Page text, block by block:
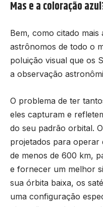
Mas e a coloração
Bem, como citado mais
astrônomos de todo o
poluição visual que os
a observação
O problema de ter
eles capturam e
do seu padrão orbital.
projetados para operar
de menos de 600 km,
e fornecer um melhor
sua órbita baixa, os
uma configuração